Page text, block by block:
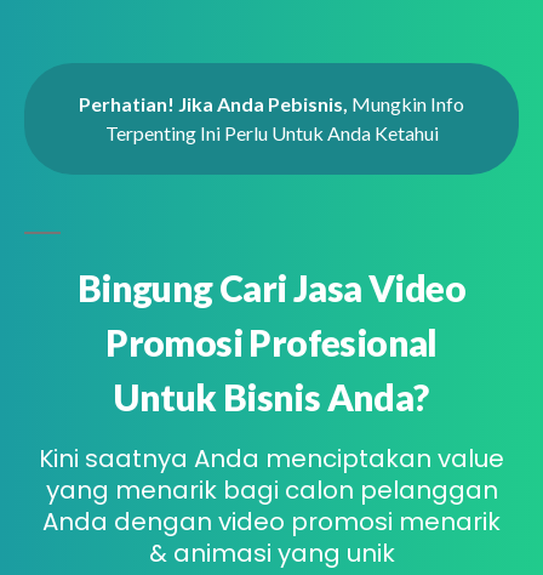
Perhatian! Jika Anda Pebisnis, Mungkin Info
Terpenting Ini Perlu Untuk Anda Ketahui
Bingung Cari Jasa Video
Promosi Profesional
Untuk Bisnis Anda?
Kini saatnya Anda menciptakan value
yang menarik bagi calon pelanggan
Anda dengan video promosi menarik
& animasi yang unik